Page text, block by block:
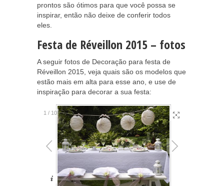
prontos são ótimos para que você possa se
inspirar, então não deixe de conferir todos
eles.
Festa de Réveillon 2015 – fotos
A seguir fotos de Decoração para festa de
Réveillon 2015, veja quais são os modelos que
estão mais em alta para esse ano, e use de
inspiração para decorar a sua festa:
1 / 10